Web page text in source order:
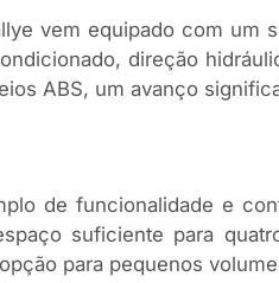
vem equipado com
direção
ABS, um avanço
de funcionalidade e
suficiente para
para pequenos